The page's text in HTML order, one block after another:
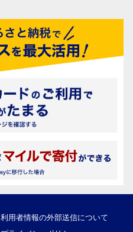
利用者情報の外部送信について